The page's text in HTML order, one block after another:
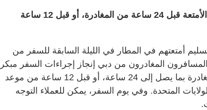
إنجاز إجراءات السفر وتسليم الأمتعة قبل 24 ساعة من المغادرة، أو قبل 12 ساعة
أمتعتهم في المطار في الليلة السابقة للسفر من
المغادرون من دبي إنجاز إجراءات السفر مبكراً
وتسليم أمتعتهم قبل موعد المغادرة بما يصل إلى 24 ساعة، أو قبل 12 ساعة من موعد
المتحدة. وفي يوم السفر، يمكن للعملاء التوجه